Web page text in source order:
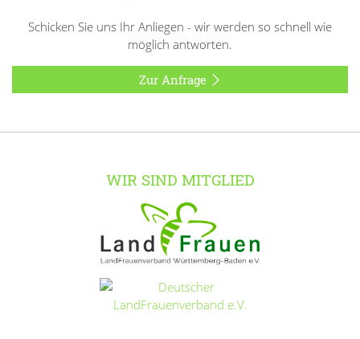
Schicken Sie uns Ihr Anliegen - wir werden so schnell wie
möglich antworten.
Zur Anfrage
WIR SIND MITGLIED